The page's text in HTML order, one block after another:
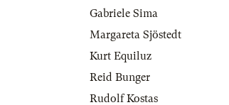
Gabriele Sima
Margareta Sjöstedt
Kurt Equiluz
Reid Bunger
Rudolf Kostas